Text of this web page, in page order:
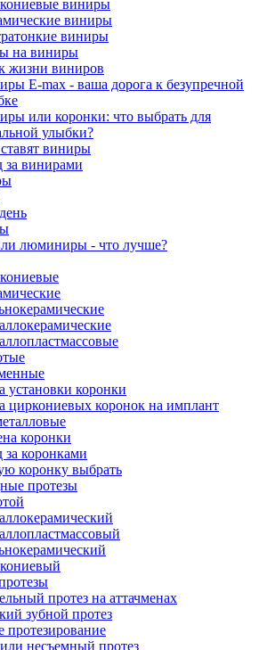
виниры
виниры
виниры
на виниры
жизни виниров
E-max - ваша дорога к безупречной
или коронки: что выбрать для
улыбки?
виниры
за винирами
люминиры - что лучше?
установки коронки
циркониевых коронок на имплант
коронки
за коронками
коронку выбрать
протезы
протез на аттачменах
зубной протез
протезирование
несъемный протез